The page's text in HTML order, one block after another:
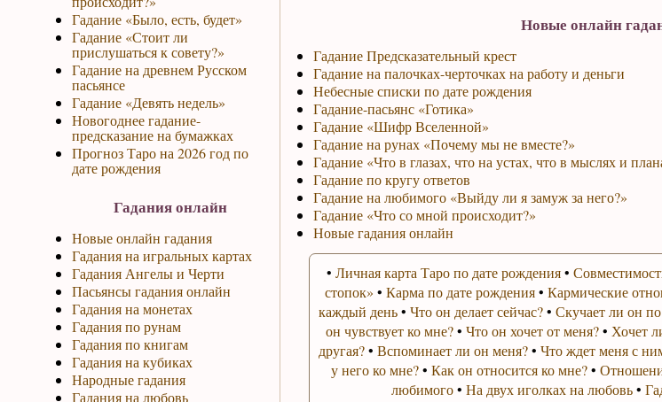
Гадание «Было, есть, будет»
Гадание «Стоит ли
прислушаться к совету?»
Гадание на древнем Русском
пасьянсе
Гадание «Девять недель»
Новогоднее гадание-
предсказание на бумажках
Прогноз Таро на 2026 год по
дате рождения
Гадания онлайн
Новые онлайн гадания
Гадания на игральных картах
Гадания Ангелы и Черти
Пасьянсы гадания онлайн
Гадания на монетах
Гадания по рунам
Гадания по книгам
Гадания на кубиках
Народные гадания
Гадания на любовь
Новые онлайн
Гадание Предсказательный крест
Гадание на палочках-черточках на работу и деньги
Небесные списки по дате рождения
Гадание-пасьянс «Готика»
Гадание «Шифр Вселенной»
Гадание на рунах «Почему мы не вместе?»
Гадание «Что в глазах, что на устах, что в мыслях и
Гадание по кругу ответов
Гадание на любимого «Выйду ли я замуж за него?»
Гадание «Что со мной происходит?»
Новые гадания онлайн
• Личная карта Таро по дате рождения•
стопок» • Карма по дате рождения• Кармические
каждый день• Что он делает сейчас?• Скучает ли он
он чувствует ко мне?• Что он хочет от меня?• Хочет
другая?• Вспоминает ли он меня?• Что ждет меня с
у него ко мне?• Как он относится ко мне?•
любимого• На двух иголках на любовь•